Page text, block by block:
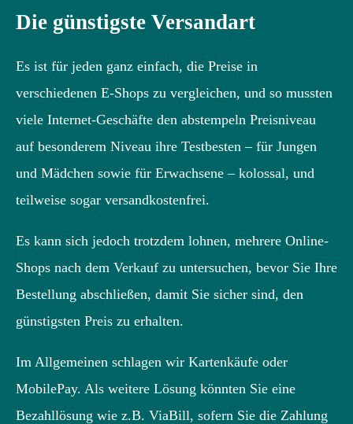
Die günstigste Versandart
Es ist für jeden ganz einfach, die Preise in
verschiedenen E-Shops zu vergleichen, und so mussten
viele Internet-Geschäfte den abstempeln Preisniveau
auf besonderem Niveau ihre Testbesten – für Jungen
und Mädchen sowie für Erwachsene – kolossal, und
teilweise sogar versandkostenfrei.
Es kann sich jedoch trotzdem lohnen, mehrere Online-
Shops nach dem Verkauf zu untersuchen, bevor Sie Ihre
Bestellung abschließen, damit Sie sicher sind, den
günstigsten Preis zu erhalten.
Im Allgemeinen schlagen wir Kartenkäufe oder
MobilePay. Als weitere Lösung könnten Sie eine
Bezahllösung wie z.B. ViaBill, sofern Sie die Zahlung